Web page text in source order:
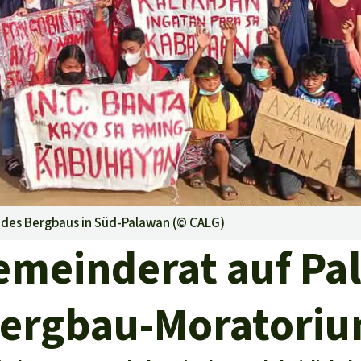
Bergbaus in Süd-Palawan (© CALG)
auf